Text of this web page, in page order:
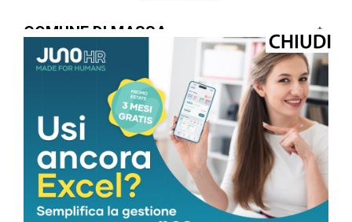
COMUNE DI MASSA
Cielo Sereno
25.3°C 25.3°
25.3 °
73 % 0.4kmh
VEN
35°
SAB
35°
DOM LUN
32° 29 °